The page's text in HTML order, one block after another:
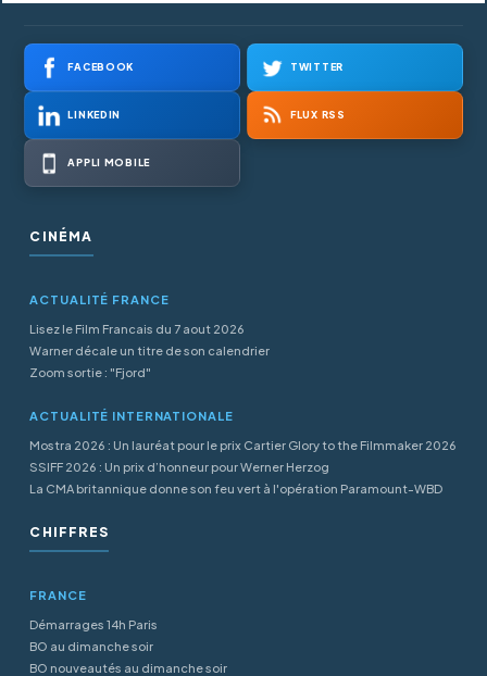
FACEBOOK TWITTER
LINKEDIN FLUX RSS
APPLI MOBILE
CINÉMA
ACTUALITÉ FRANCE
Lisez le Film Francais du 7 aout 2026
Warner décale un titre de son calendrier
Zoom sortie : "Fjord"
ACTUALITÉ INTERNATIONALE
Mostra 2026 : Un lauréat pour le prix Cartier Glory to the Filmmaker 2026
SSIFF 2026 : Un prix d’honneur pour Werner Herzog
La CMA britannique donne son feu vert à l'opération Paramount-WBD
CHIFFRES
FRANCE
Démarrages 14h Paris
BO au dimanche soir
BO nouveautés au dimanche soir